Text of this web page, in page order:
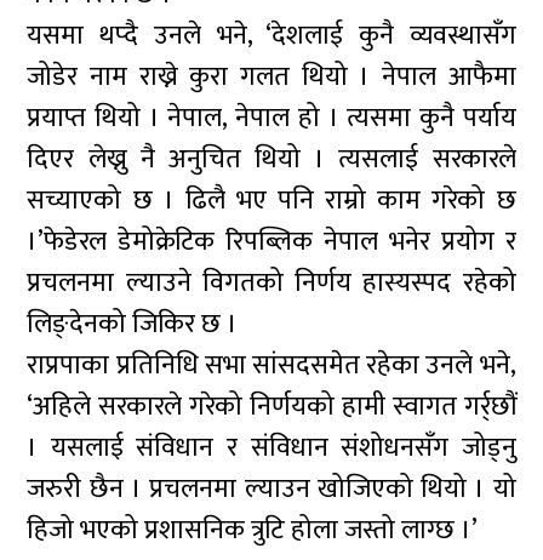
यसमा थप्दै उनले भने, ‘देशलाई कुनै व्यवस्थासँग
जोडेर नाम राख्ने कुरा गलत थियो । नेपाल आफैमा
प्रयाप्त थियो । नेपाल, नेपाल हो । त्यसमा कुनै पर्याय
दिएर लेख्नु नै अनुचित थियो । त्यसलाई सरकारले
सच्याएको छ । ढिलै भए पनि राम्रो काम गरेको छ
।’फेडेरल डेमोक्रेटिक रिपब्लिक नेपाल भनेर प्रयोग र
प्रचलनमा ल्याउने विगतको निर्णय हास्यस्पद रहेको
लिङ्देनको जिकिर छ ।
राप्रपाका प्रतिनिधि सभा सांसदसमेत रहेका उनले भने,
‘अहिले सरकारले गरेको निर्णयको हामी स्वागत गर्र्छौं
। यसलाई संविधान र संविधान संशोधनसँग जोड्नु
जरुरी छैन । प्रचलनमा ल्याउन खोजिएको थियो । यो
हिजो भएको प्रशासनिक त्रुटि होला जस्तो लाग्छ ।’